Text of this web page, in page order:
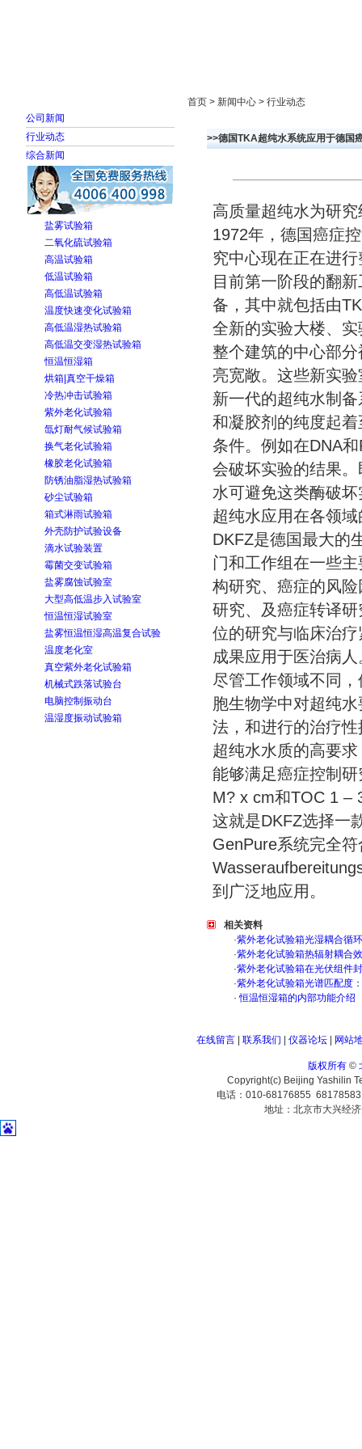
公司新闻
行业动态
综合新闻
盐雾试验箱
二氧化硫试验箱
高温试验箱
低温试验箱
高低温试验箱
温度快速变化试验箱
高低温湿热试验箱
高低温交变湿热试验箱
恒温恒湿箱
烘箱|真空干燥箱
冷热冲击试验箱
紫外老化试验箱
氙灯耐气候试验箱
换气老化试验箱
橡胶老化试验箱
防锈油脂湿热试验箱
砂尘试验箱
箱式淋雨试验箱
外壳防护试验设备
滴水试验装置
霉菌交变试验箱
盐雾腐蚀试验室
大型高低温步入试验室
恒温恒湿试验室
盐雾恒温恒湿高温复合试验
温度老化室
真空紫外老化试验箱
机械式跌落试验台
电脑控制振动台
温湿度振动试验箱
首页 > 新闻中心 > 行业动态
>>德国TKA超纯水系统应用于德国
高质量超纯水为研
1972年，德国癌症
究中心现在正在进
目前第一阶段的翻
备，其中就包括由
全新的实验大楼、
整个建筑的中心部
亮宽敞。这些新实
新一代的超纯水制
和凝胶剂的纯度起
条件。例如在DNA
会破坏实验的结果
水可避免这类酶破
超纯水应用在各领
DKFZ是德国最大的
门和工作组在一些
构研究、癌症的风
研究、及癌症转译
位的研究与临床治
成果应用于医治病人
尽管工作领域不同
胞生物学中对超纯
法，和进行的治疗
超纯水水质的高要求
能够满足癌症控制
M? x cm和TOC 1 –
这就是DKFZ选择一
GenPure系统完全
到广泛地应用。
相关资料
·紫外老化试验箱光湿耦合循
·紫外老化试验箱热辐射耦合
·紫外老化试验箱在光伏组件
·紫外老化试验箱光谱匹配度
· 恒温恒湿箱的内部功能介绍
在线留言| 联系我们 仪器论坛| 网站
版权所有©
Copyright(c) Beijing Yashilin
电话：010-68176855
地址：北京市大兴经